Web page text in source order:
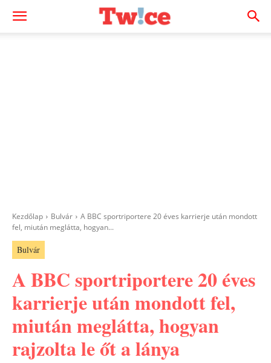
Kezdőlap Bulvár
A BBC sportriportere 20 éves karrierje után mondott
fel, miután meglátta, hogyan...
Bulvár
A BBC sportriportere 20 éves
karrierje után mondott fel,
miután meglátta, hogyan
rajzolta le őt a lánya